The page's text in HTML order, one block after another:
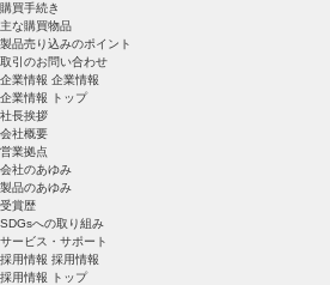
購買手続き
主な購買物品
製品売り込みのポイント
取引のお問い合わせ
企業情報 企業情報
企業情報 トップ
社長挨拶
会社概要
営業拠点
会社のあゆみ
製品のあゆみ
受賞歴
SDGsへの取り組み
サービス・サポート
採用情報 採用情報
採用情報 トップ